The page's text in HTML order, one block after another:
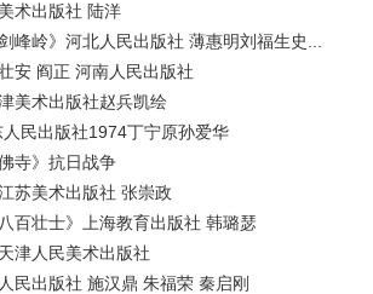
术出版社 陆洋
峰岭》河北人民出版社 薄惠明刘福生史...
安 阎正 河南人民出版社
美术出版社赵兵凯绘
民出版社1974丁宁原孙爱华
寺》抗日战争
苏美术出版社 张崇政
百壮士》上海教育出版社 韩璐瑟
津人民美术出版社
民出版社 施汉鼎 朱福荣 秦启刚